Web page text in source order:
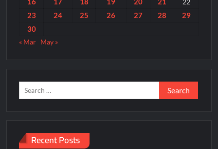
22
23 24 25 26 27 28
29
30
« Mar May »
Search
for:
Recent Posts